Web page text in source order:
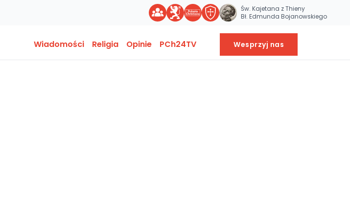
Św. Kajetana z Thieny
Bł. Edmunda Bojanowskiego
Wiadomości Religia Opinie PCh24TV Wesprzyj nas